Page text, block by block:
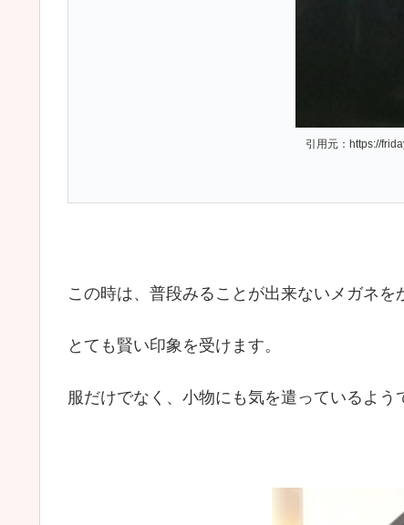
引用元：https://
この時は、普段みることが出来ないメガネを
とても賢い印象を受けます。
服だけでなく、小物にも気を遣っているよう